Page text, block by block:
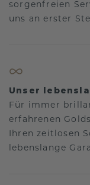
sorgenfreien
uns an erster
Unser
Für immer
erfahrenen
Ihren zeitlosen
lebenslange